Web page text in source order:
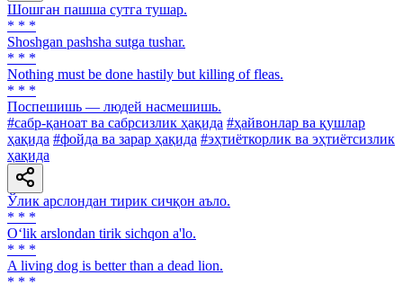
Шошган пашша сутга тушар.
* * *
Shoshgan pashsha sutga tushar.
* * *
Nothing must be done hastily but killing of fleas.
* * *
Поспешишь — людей насмешишь.
#сабр-қаноат ва сабрсизлик ҳақида #ҳайвонлар ва қушлар
ҳақида #фойда ва зарар ҳақида #эҳтиёткорлик ва эҳтиётсизлик
ҳақида
Ўлик арслондан тирик сичқон аъло.
* * *
O‘lik arslondan tirik sichqon a'lo.
* * *
A living dog is better than a dead lion.